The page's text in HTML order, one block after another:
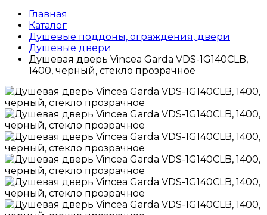
Главная
Каталог
Душевые поддоны, ограждения, двери
Душевые двери
Душевая дверь Vincea Garda VDS-1G140CLB,
1400, черный, стекло прозрачное